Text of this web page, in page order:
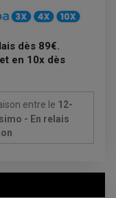
dès 89€.
en 10x dès
entre le 12-
- En relais